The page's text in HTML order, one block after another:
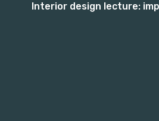
Interior design lecture: